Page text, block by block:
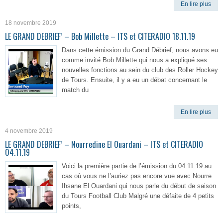
En lire plus
18 novembre 2019
LE GRAND DEBRIEF’ – Bob Millette – ITS et CITERADIO 18.11.19
Dans cette émission du Grand Débrief, nous avons eu
comme invité Bob Millette qui nous a expliqué ses
nouvelles fonctions au sein du club des Roller Hockey
de Tours. Ensuite, il y a eu un débat concernant le
match du
En lire plus
4 novembre 2019
LE GRAND DEBRIEF’ – Nourredine El Ouardani – ITS et CITERADIO
04.11.19
Voici la première partie de l’émission du 04.11.19 au
cas où vous ne l’auriez pas encore vue avec Nourre
Ihsane El Ouardani qui nous parle du début de saison
du Tours Football Club Malgré une défaite de 4 petits
points,